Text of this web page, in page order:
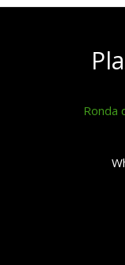
Ronda